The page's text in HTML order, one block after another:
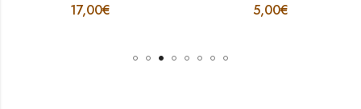
17,00€
5,00€